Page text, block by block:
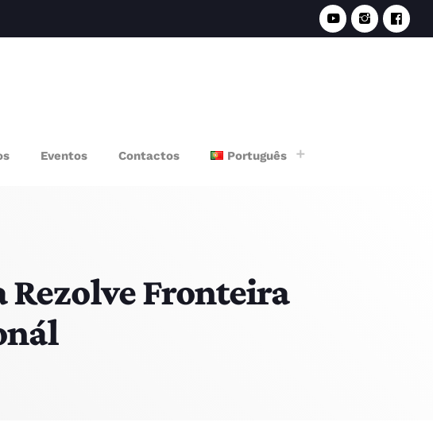
Eventos Contactos Português
Fronteira